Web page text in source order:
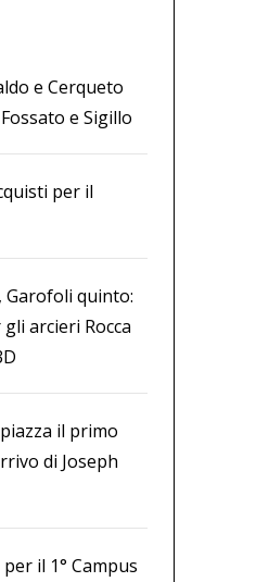
e Cerqueto
e Sigillo
per il
Garofoli quinto:
arcieri Rocca
il primo
di Joseph
il 1° Campus